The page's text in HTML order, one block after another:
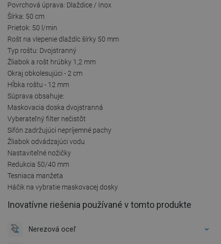
Povrchová úprava: Dlaždice / Inox
Šírka: 50 cm
Prietok: 50 l/min
Rošt na vlepenie dlaždíc šírky 50 mm
Typ roštu: Dvojstranný
Žliabok a rošt hrúbky 1,2 mm
Okraj obkolesujúci - 2 cm
Hĺbka roštu - 12 mm
Súprava obsahuje:
Maskovacia doska dvojstranná
Vyberateľný filter nečistôt
Sifón zadržujúci nepríjemné pachy
Žliabok odvádzajúci vodu
Nastaviteľné nožičky
Redukcia 50/40 mm
Tesniaca manžeta
Háčik na vybratie maskovacej dosky
Inovatívne riešenia používané v tomto produkte
Nerezová oceľ